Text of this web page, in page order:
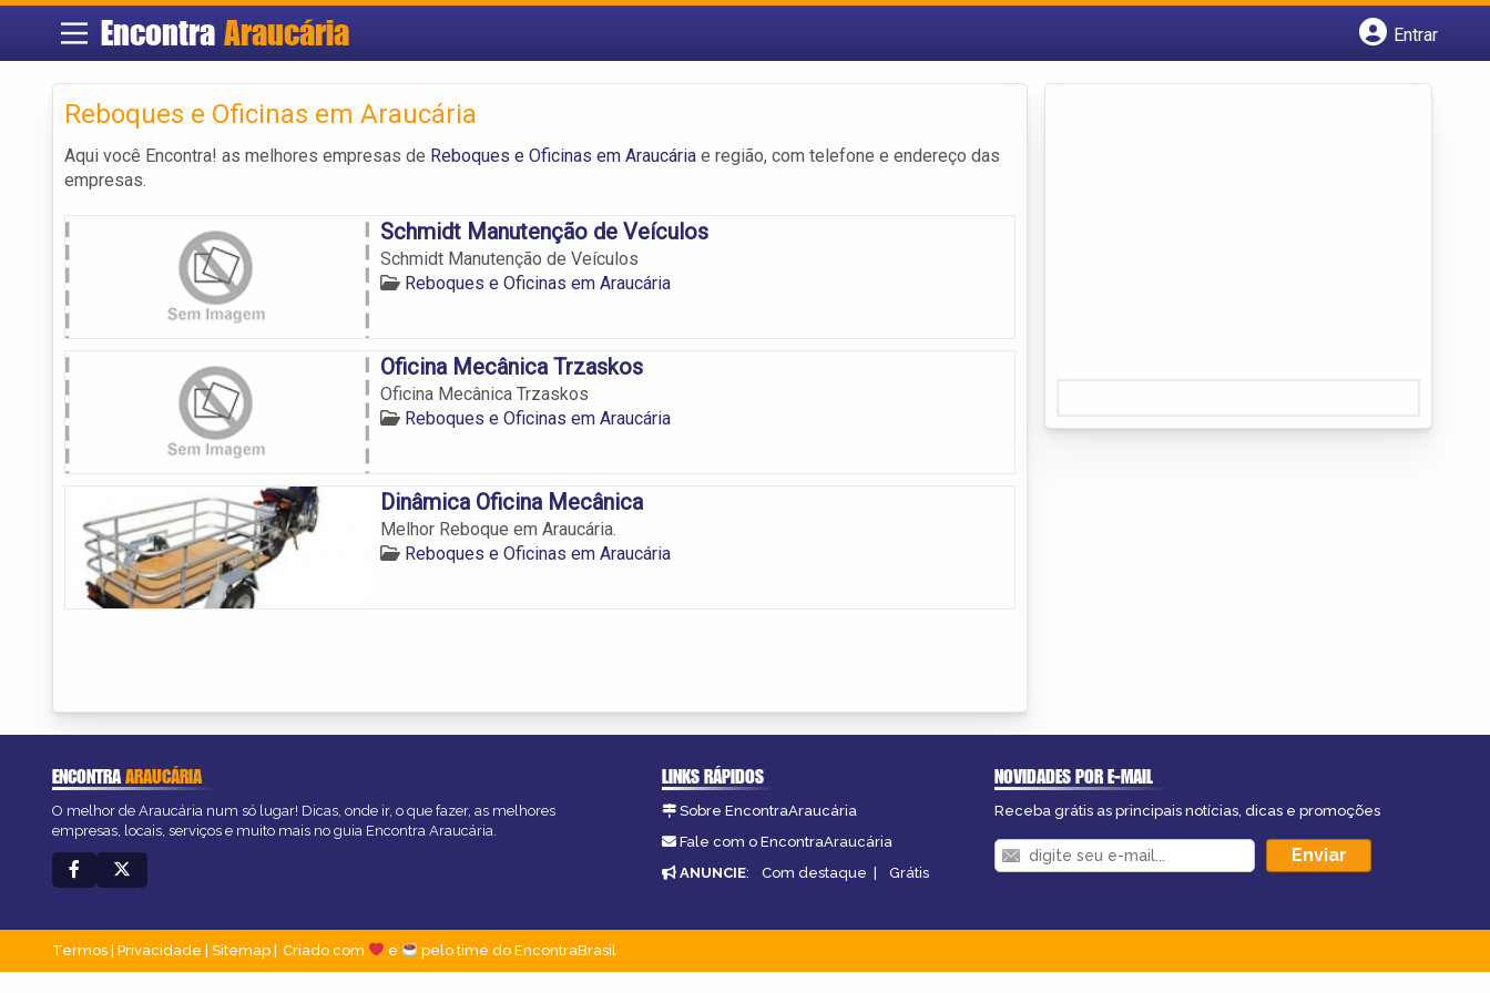
Encontra Araucária
Entrar
Reboques e Oficinas em Araucária
Aqui você Encontra! as melhores empresas de Reboques e Oficinas em Araucária e região, com telefone e endereço das
empresas.
Schmidt Manutenção de Veículos
Schmidt Manutenção de Veículos
Reboques e Oficinas em Araucária
Oficina Mecânica Trzaskos
Oficina Mecânica Trzaskos
Reboques e Oficinas em Araucária
Dinâmica Oficina Mecânica
Melhor Reboque em Araucária.
Reboques e Oficinas em Araucária
ENCONTRAARAUCÁRIA
O melhor de Araucária num só lugar! Dicas, onde ir, o que fazer, as melhores
empresas, locais, serviços e muito mais no guia Encontra Araucária.
LINKS RÁPIDOS
Sobre EncontraAraucária
Fale com o EncontraAraucária
ANUNCIE: Com destaque | Grátis
NOVIDADES POR E-MAIL
Receba grátis as principais notícias, dicas e promoções
Termos Privacidade Sitemap Criado com e pelo time do EncontraBrasil